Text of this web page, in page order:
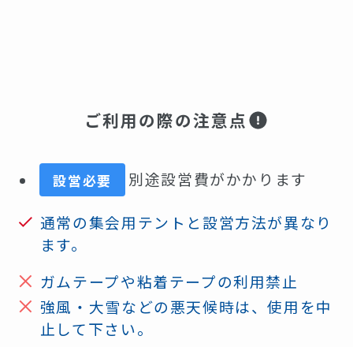
ご利用の際の注意点
設営必要 別途設営費がかかります
通常の集会用テントと設営方法が異なり
ます。
ガムテープや粘着テープの利用禁止
強風・大雪などの悪天候時は、使用を中
止して下さい。